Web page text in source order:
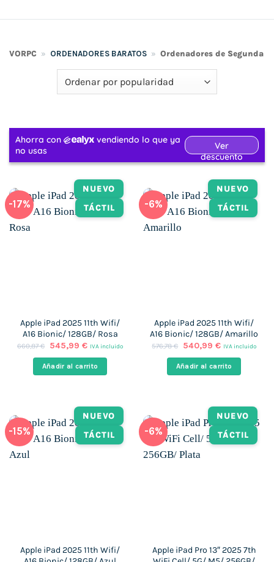
VORPC » ORDENADORES BARATOS » Ordenadores de Segunda
-17%
NUEVO
TÁCTIL
Apple iPad 2025 11th Wifi/
A16 Bionic/ 128GB/ Rosa
660,87€
El
original
era:
545,99 €El
actual
es:
IVA incluido
Añadir al carrito
-6%
NUEVO
TÁCTIL
Apple iPad 2025 11th Wifi/
A16 Bionic/ 128GB/ Amarillo
576,78€
El
original
era:
540,99 €El
actual
es:
IVA incluido
Añadir al carrito
-15%
NUEVO
TÁCTIL
Apple iPad 2025 11th Wifi/
-6%
NUEVO
TÁCTIL
Apple iPad Pro 13″ 2025 7th